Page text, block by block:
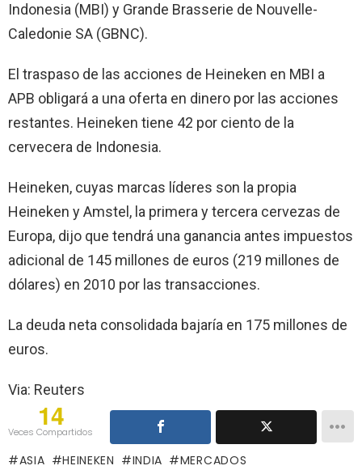
Indonesia (MBI) y Grande Brasserie de Nouvelle-
Caledonie SA (GBNC).
El traspaso de las acciones de Heineken en MBI a
APB obligará a una oferta en dinero por las acciones
restantes. Heineken tiene 42 por ciento de la
cervecera de Indonesia.
Heineken, cuyas marcas líderes son la propia
Heineken y Amstel, la primera y tercera cervezas de
Europa, dijo que tendrá una ganancia antes impuestos
adicional de 145 millones de euros (219 millones de
dólares) en 2010 por las transacciones.
La deuda neta consolidada bajaría en 175 millones de
euros.
Via: Reuters
14
Veces Compartidos
ASIA HEINEKEN INDIA MERCADOS